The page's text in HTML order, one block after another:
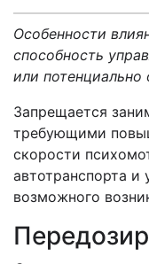
Особенности
способность
или
Запрещается
требующими
скорости
автотранспорта и
возможного